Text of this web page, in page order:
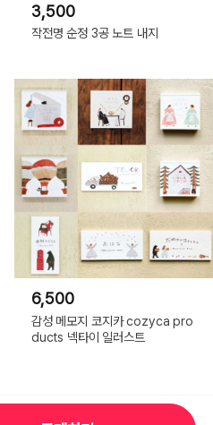
3,500
작전명 순정 3공 노트 내지
6,500
감성 메모지 코지카 cozyca pro
ducts 넥타이 일러스트